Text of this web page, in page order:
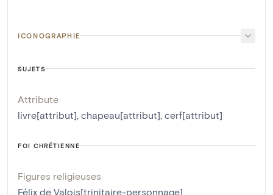
ICONOGRAPHIE
SUJETS
Attribute
livre[attribut], chapeau[attribut], cerf[attribut]
FOI CHRÉTIENNE
Figures religieuses
Félix de Valois[trinitaire-personnage]